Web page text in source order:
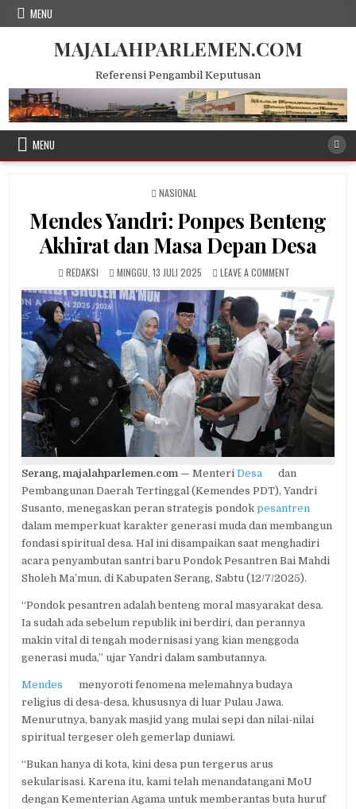
Skip
MENU
MAJALAHPARLEMEN.COM
Referensi Pengambil Keputusan
MENU
POSTED
NASIONAL
Mendes Yandri: Ponpes Benteng
Akhirat dan Masa Depan Desa
AUTHOR:
REDAKSI
PUBLISHED
MINGGU, 13 JULI 2025 LEAVE A COMMENT
YANDRI:
PONPES
BENTENG
AKHIRAT
DAN
MASA
DEPAN
DESA
Serang, majalahparlemen.com — MenteriDesa
dan
Pembangunan Daerah Tertinggal (Kemendes PDT), Yandri
Susanto, menegaskan peran strategis pondokpesantren
dalam memperkuat karakter generasi muda dan membangun
fondasi spiritual desa. Hal ini disampaikan saat menghadiri
acara penyambutan santri baru Pondok Pesantren Bai Mahdi
Sholeh Ma’mun, di Kabupaten Serang, Sabtu (12/7/2025).
“Pondok pesantren adalah benteng moral masyarakat desa.
Ia sudah ada sebelum republik ini berdiri, dan perannya
makin vital di tengah modernisasi yang kian menggoda
generasi muda,” ujar Yandri dalam sambutannya.
Mendes
menyoroti fenomena melemahnya budaya
religius di desa-desa, khususnya di luar Pulau Jawa.
Menurutnya, banyak masjid yang mulai sepi dan nilai-nilai
spiritual tergeser oleh gemerlap duniawi.
“Bukan hanya di kota, kini desa pun tergerus arus
sekularisasi. Karena itu, kami telah menandatangani MoU
dengan Kementerian Agama untuk memberantas buta huruf